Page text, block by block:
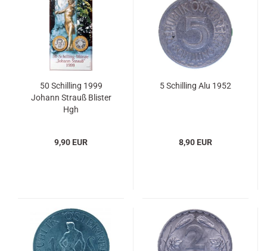
50 Schilling 1999
Johann Strauß Blister
Hgh
9,90 EUR
5 Schilling Alu 1952
8,90 EUR